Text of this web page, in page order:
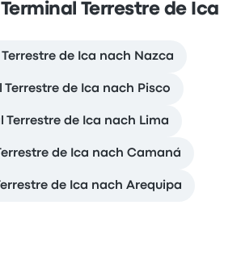
Terminal Terrestre de Ica
de Ica nach Nazca
Terrestre de Ica nach Pisco
Terrestre de Ica nach Lima
de Ica nach Camaná
de Ica nach Arequipa